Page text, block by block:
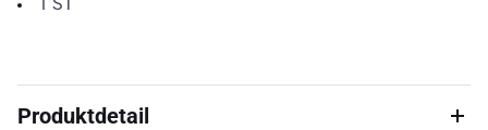
Produktdetail